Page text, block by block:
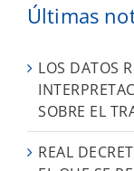
Últimas
LOS DATOS
SOBRE EL
REAL